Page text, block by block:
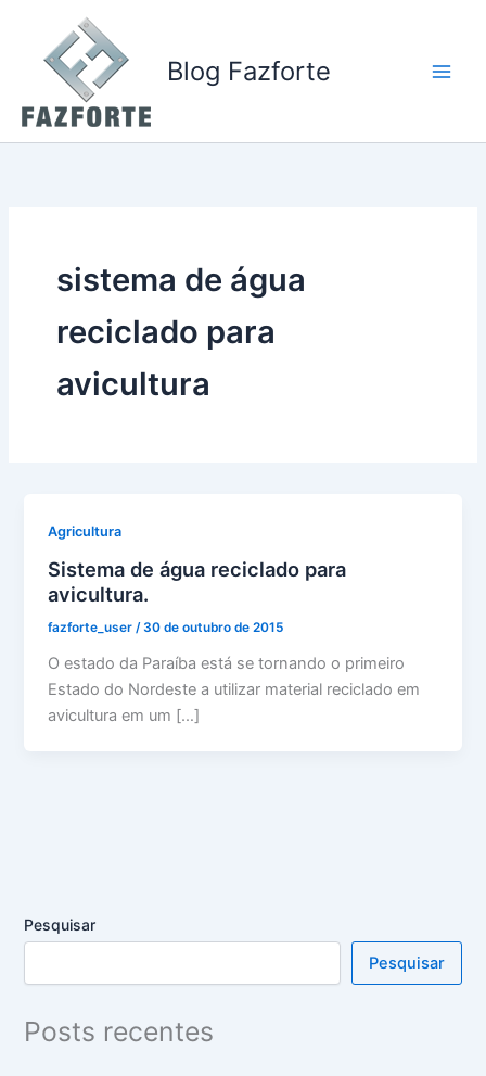
conteúdo
Blog Fazforte
sistema de água
reciclado para
avicultura
Agricultura
Sistema de água reciclado para
avicultura.
fazforte_user /30 de outubro de 2015
O estado da Paraíba está se tornando o primeiro
Estado do Nordeste a utilizar material reciclado em
avicultura em um […]
Pesquisar
Pesquisar
Posts recentes